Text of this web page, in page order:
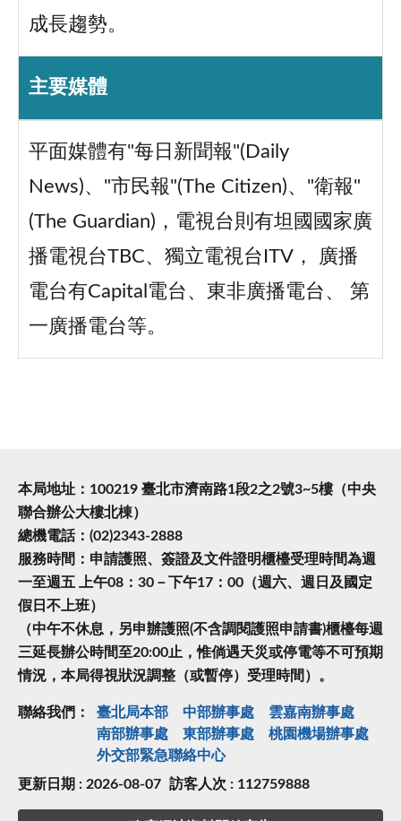
成長趨勢。
主要媒體
平面媒體有"每日新聞報"(Daily
News)、"市民報"(The Citizen)、"衛報"
(The Guardian)，電視台則有坦國國家廣
播電視台TBC、獨立電視台ITV， 廣播
電台有Capital電台、東非廣播電台、 第
一廣播電台等。
本局地址：100219 臺北市濟南路1段2之2號3~5樓（中央
聯合辦公大樓北棟）
總機電話：(02)2343-2888
服務時間：申請護照、簽證及文件證明櫃檯受理時間為週
一至週五 上午08：30－下午17：00（週六、週日及國定
假日不上班）
（中午不休息，另申辦護照(不含調閱護照申請書)櫃檯每週
三延長辦公時間至20:00止，惟倘遇天災或停電等不可預期
情況，本局得視狀況調整（或暫停）受理時間）。
聯絡我們： 臺北局本部 中部辦事處
雲嘉南辦事處
南部辦事處
東部辦事處
桃園機場辦事處
外交部緊急聯絡中⼼
更新日期 : 2026-08-07 訪客人次 : 112759888